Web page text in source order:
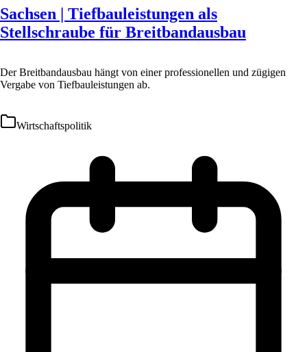
Sachsen | Tiefbauleistungen als
Stellschraube für Breitbandausbau
Der Breitbandausbau hängt von einer professionellen und zügigen
Vergabe von Tiefbauleistungen ab.
Wirtschaftspolitik